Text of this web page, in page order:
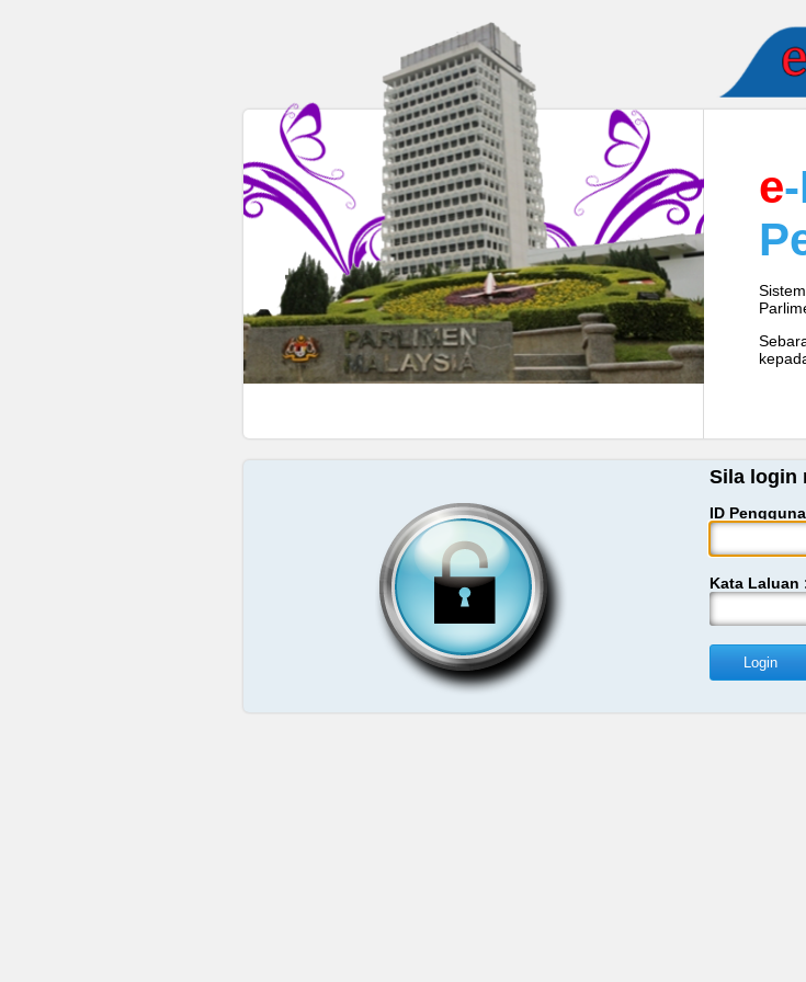
e
Sila login
ID
Kata Laluan